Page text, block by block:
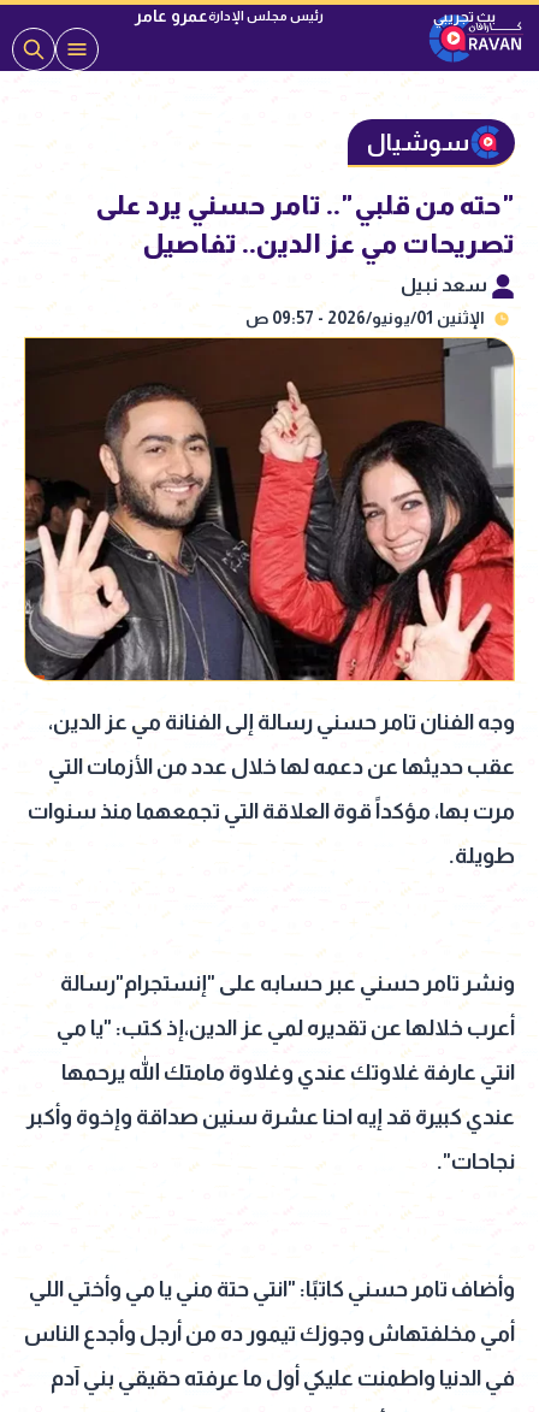
رئيس مجلس الإدارةعمرو عامر
سوشيال
"حته من قلبي".. تامر حسني يرد على
تصريحات مي عز الدين.. تفاصيل
سعد نبيل
الإثنين 01/يونيو/2026 - 09:57 ص
وجه الفنان تامر حسني رسالة إلى الفنانة مي عز الدين،
عقب حديثها عن دعمه لها خلال عدد من الأزمات التي
مرت بها، مؤكداً قوة العلاقة التي تجمعهما منذ سنوات
طويلة.
ونشر تامر حسني عبر حسابه على "إنستجرام"رسالة
أعرب خلالها عن تقديره لمي عز الدين،إذ كتب: "يا مي
انتي عارفة غلاوتك عندي وغلاوة مامتك الله يرحمها
عندي كبيرة قد إيه احنا عشرة سنين صداقة وإخوة وأكبر
نجاحات".
وأضاف تامر حسني كاتبًا: "انتي حتة مني يا مي وأختي اللي
أمي مخلفتهاش وجوزك تيمور ده من أرجل وأجدع الناس
في الدنيا واطمنت عليكي أول ما عرفته حقيقي بني آدم